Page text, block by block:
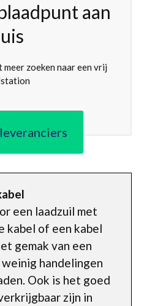
aan
zoeken naar een vrij
een laadzuil met
kabel of een kabel
gemak van een
handelingen
Ook is het goed
zijn in